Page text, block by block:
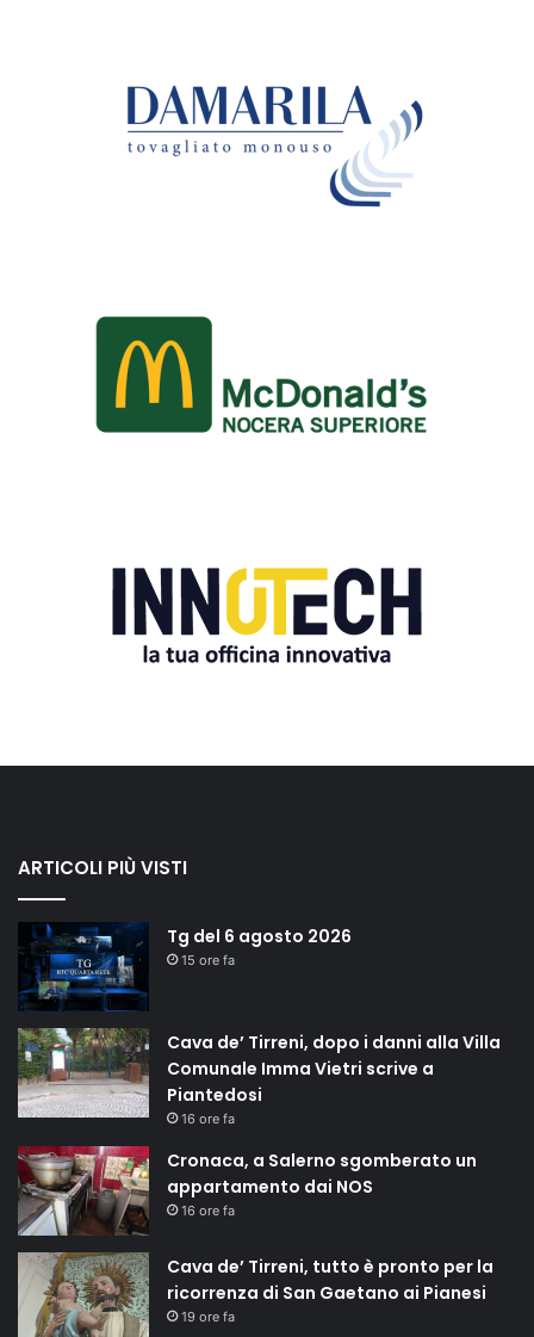
ARTICOLI PIÙ VISTI
Tg del 6 agosto 2026
15 ore fa
Cava de’ Tirreni, dopo i danni alla Villa
Comunale Imma Vietri scrive a
Piantedosi
16 ore fa
Cronaca, a Salerno sgomberato un
appartamento dai NOS
16 ore fa
Cava de’ Tirreni, tutto è pronto per la
ricorrenza di San Gaetano ai Pianesi
19 ore fa